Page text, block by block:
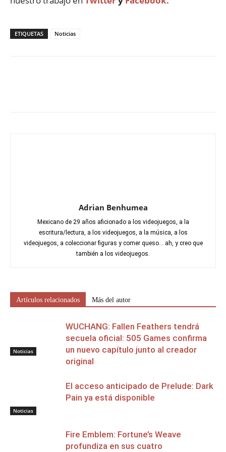
ETIQUETAS Noticias
Adrian Benhumea
Mexicano de 29 años aficionado a los videojuegos, a la
escritura/lectura, a los videojuegos, a la música, a los
videojuegos, a coleccionar figuras y comer queso... ah, y creo que
también a los videojuegos.
Artículos relacionados Más del autor
Noticias
WUCHANG: Fallen Feathers tendrá
secuela oficial: 505 Games confirma
un nuevo capítulo junto al creador
original
Noticias
El acceso anticipado de Prelude: Dark
Pain ya está disponible
Fire Emblem: Fortune’s Weave
profundiza en sus cuatro